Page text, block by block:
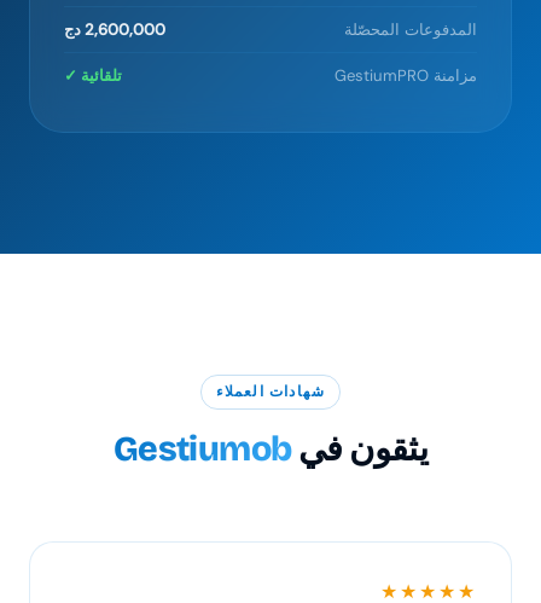
المدفوعات المحصّلة 2,600,000 دج
مزامنة GestiumPRO تلقائية ✓
شهادات العملاء
يثقون فيGestiumob
★★★★★